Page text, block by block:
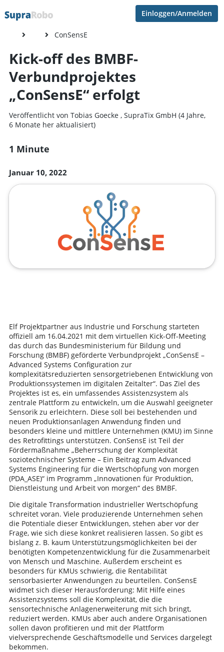
Einloggen/Anmelden
ConSensE
1 Minute
Januar 10, 2022
Kick-off des BMBF-
Verbundprojektes
„ConSensE“ erfolgt
Veröffentlicht von Tobias Goecke, SupraTix GmbH (4 Jahre,
6 Monate her aktualisiert)
Elf Projektpartner aus Industrie und Forschung starteten
offiziell am 16.04.2021 mit dem virtuellen Kick-Off-Meeting
das durch das Bundesministerium für Bildung und
Forschung (BMBF) geförderte Verbundprojekt „ConSensE –
Advanced Systems Configuration zur
komplexitätsreduzierten sensorgetriebenen Entwicklung von
Produktionssystemen im digitalen Zeitalter“. Das Ziel des
Projektes ist es, ein umfassendes Assistenzsystem als
zentrale Plattform zu entwickeln, um die Auswahl geeigneter
Sensorik zu erleichtern. Diese soll bei bestehenden und
neuen Produktionsanlagen Anwendung finden und
besonders kleine und mittlere Unternehmen (KMU) im Sinne
des Retrofittings unterstützen. ConSensE ist Teil der
Fördermaßnahme „Beherrschung der Komplexität
soziotechnischer Systeme – Ein Beitrag zum Advanced
Systems Engineering für die Wertschöpfung von morgen
(PDA_ASE)“ im Programm „Innovationen für Produktion,
Dienstleistung und Arbeit von morgen“ des BMBF.
Die digitale Transformation industrieller Wertschöpfung
schreitet voran. Viele produzierende Unternehmen sehen
die Potentiale dieser Entwicklungen, stehen aber vor der
Frage, wie sich diese konkret realisieren lassen. So gibt es
bislang z. B. kaum Unterstützungsmöglichkeiten bei der
benötigten Kompetenzentwicklung für die Zusammenarbeit
von Mensch und Maschine. Außerdem erscheint es
besonders für KMUs schwierig, die Rentabilität
sensorbasierter Anwendungen zu beurteilen. ConSensE
widmet sich dieser Herausforderung: Mit Hilfe eines
Assistenzsystems soll die Komplexität, die die
sensortechnische Anlagenerweiterung mit sich bringt,
reduziert werden. KMUs aber auch andere Organisationen
sollen davon profitieren und mit der Plattform
vielversprechende Geschäftsmodelle und Services dargelegt
bekommen.